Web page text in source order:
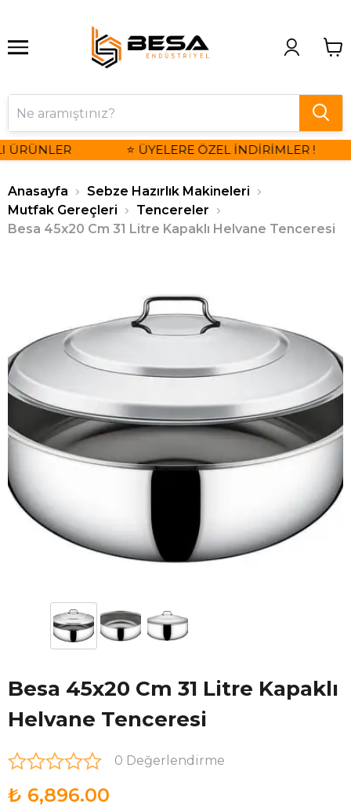
⭐ ÜYELERE ÖZEL İNDİRİMLER !
Anasayfa
Sebze Hazırlık Makineleri
Mutfak Gereçleri
Tencereler
Besa 45x20 Cm 31 Litre Kapaklı Helvane Tenceresi
Besa 45x20 Cm 31 Litre Kapaklı
Helvane Tenceresi
0 Değerlendirme
₺ 6,896.00